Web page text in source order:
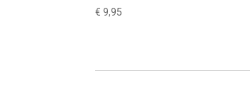
€ 9,95